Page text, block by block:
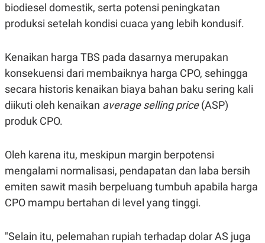
biodiesel domestik, serta potensi peningkatan
produksi setelah kondisi cuaca yang lebih kondusif.
Kenaikan harga TBS pada dasarnya merupakan
konsekuensi dari membaiknya harga CPO, sehingga
secara historis kenaikan biaya bahan baku sering kali
diikuti oleh kenaikan average selling price(ASP)
produk CPO.
Oleh karena itu, meskipun margin berpotensi
mengalami normalisasi, pendapatan dan laba bersih
emiten sawit masih berpeluang tumbuh apabila harga
CPO mampu bertahan di level yang tinggi.
"Selain itu, pelemahan rupiah terhadap dolar AS juga